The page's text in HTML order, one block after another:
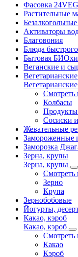
Фасовка 24VEG
Растительные
Активаторы
Благовония
Блюда
Бытовая
Веганские и
Смотреть
Колбасы
Продукты
Сосиски
Жевательные
Замороженные
Заморозка
Зерна, крупы
Зерна, крупы
Смотреть
Зерно
Крупа
Зернобобовые
Йогурты,
Какао, кэроб
Какао, кэроб
Смотреть
Какао
Кэроб